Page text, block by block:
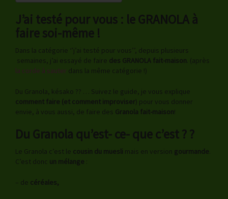
J’ai testé pour vous : le GRANOLA à
faire soi-même !
Dans la catégorie ‘’j’ai testé pour vous’’, depuis plusieurs
semaines, j’ai essayé de faire des GRANOLA fait-maison. (après
la corde à sauter dans la même catégorie !)
Du Granola, késako ?? … Suivez le guide, je vous explique
comment faire (et comment improviser) pour vous donner
envie, à vous aussi, de faire des Granola fait-maison!
Du Granola qu’est- ce- que c’est ? ?
Le Granola c’est le cousin du muesli mais en version gourmande.
C’est donc un mélange :
– de céréales,